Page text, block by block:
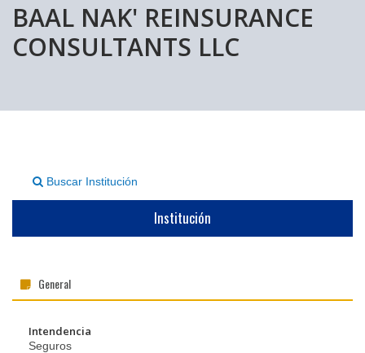
BAAL NAK' REINSURANCE
CONSULTANTS LLC
Buscar Institución
Institución
General
Intendencia
Seguros